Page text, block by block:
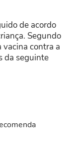
de acordo
Segundo
vacina contra a
da seguinte